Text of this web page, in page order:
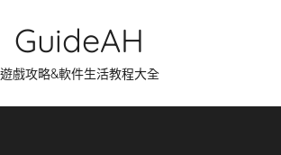
GuideAH
遊戲攻略&軟件生活教程大全